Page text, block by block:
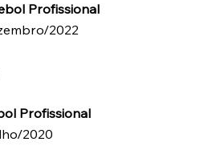
Profissional
2022
Profissional
2020